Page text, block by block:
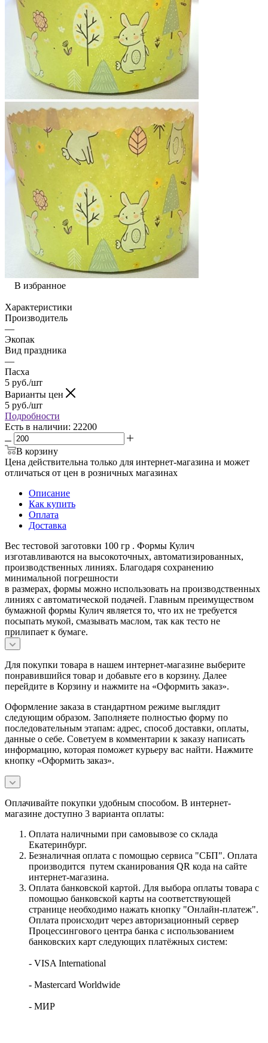
В избранное
Характеристики
Производитель
—
Экопак
Вид праздника
—
Пасха
5 руб./шт
Варианты цен
5 руб./шт
Подробности
Есть в наличии: 22200
В корзину
Цена действительна только для интернет-магазина и может
отличаться от цен в розничных магазинах
Описание
Как купить
Оплата
Доставка
Вес тестовой заготовки 100 гр . Формы Кулич
изготавливаются на высокоточных, автоматизированных,
производственных линиях. Благодаря сохранению
минимальной погрешности
в размерах, формы можно использовать на производственных
линиях с автоматической подачей. Главным преимуществом
бумажной формы Кулич является то, что их не требуется
посыпать мукой, смазывать маслом, так как тесто не
прилипает к бумаге.
Для покупки товара в нашем интернет-магазине выберите
понравившийся товар и добавьте его в корзину. Далее
перейдите в Корзину и нажмите на «Оформить заказ».
Оформление заказа в стандартном режиме выглядит
следующим образом. Заполняете полностью форму по
последовательным этапам: адрес, способ доставки, оплаты,
данные о себе. Советуем в комментарии к заказу написать
информацию, которая поможет курьеру вас найти. Нажмите
кнопку «Оформить заказ».
Оплачивайте покупки удобным способом. В интернет-
магазине доступно 3 варианта оплаты:
Оплата наличными при самовывозе со склада
Екатеринбург.
Безналичная оплата с помощью сервиса "СБП". Оплата
производится путем сканирования QR кода на сайте
интернет-магазина.
Оплата банковской картой. Для выбора оплаты товара с
помощью банковской карты на соответствующей
странице необходимо нажать кнопку "Онлайн-платеж".
Оплата происходит через авторизационный сервер
Процессингового центра банка с использованием
банковских карт следующих платёжных систем:
- VISA International
- Mastercard Worldwide
- МИР